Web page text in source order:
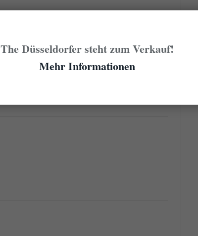
The Düsseldorfer steht zum Verkauf!
Mehr Informationen